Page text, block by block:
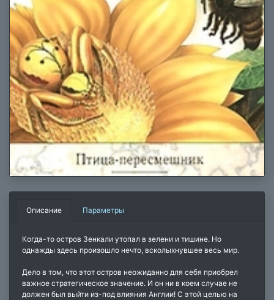
Описание Параметры
Когда-то остров Зенкали утопал в зелени и тишине. Но
однажды здесь произошло нечто, всколыхнувшее весь мир.
Дело в том, что этот остров неожиданно для себя приобрел
важное стратегическое значение. И он ни в коем случае не
должен был выйти из-под влияния Англии! С этой целью на